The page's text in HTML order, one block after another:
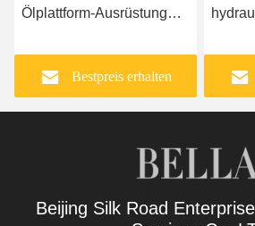
Ölplattform-Ausrüstung
Bestpreis erhalten
Beijing Silk Road